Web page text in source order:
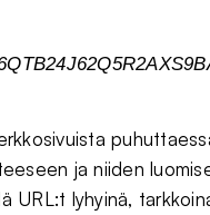
ja niiden
URL:t lyhyinä,